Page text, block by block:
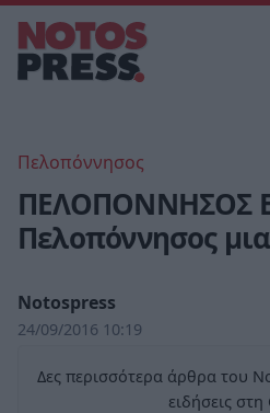
Πελοπόννησος
ΠΕΛΟΠΟΝΝΗΣΟΣ
Πελοπόννησος
Notospress
24/09/2016 10:19
Δες περισσότερα άρθρα του
ειδήσεις